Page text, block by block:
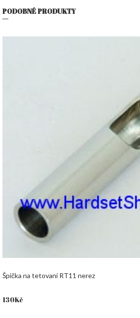
PODOBNÉ PRODUKTY
Špička na tetovaní RT11 nerez
130Kč